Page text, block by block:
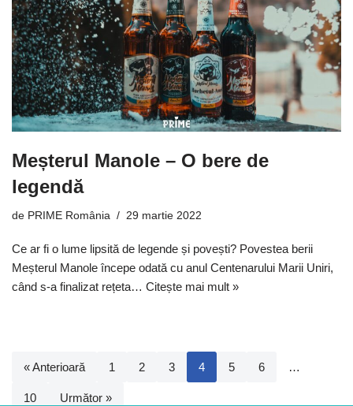
Meșterul Manole – O bere de
legendă
de PRIME România 29 martie 2022
Ce ar fi o lume lipsită de legende și povești? Povestea berii
Meșterul Manole începe odată cu anul Centenarului Marii Uniri,
când s-a finalizat rețeta… Citește mai mult »
« Anterioară 1 2 3 4 5 6 …
10 Următor »